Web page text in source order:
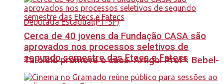
Tarcísio promove o caos. Artigo: Profª. Bebel-
Cerca de 40 jovens da Fundação CASA são
aprovados nos processos seletivos de
segundo semestre das Etecs e Fatecs